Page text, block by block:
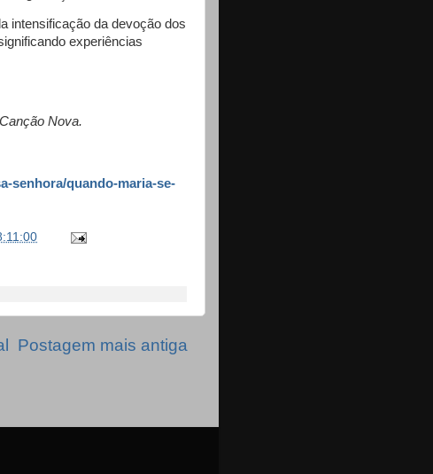
intensificação da devoção dos
experiências
Nova.
senhora/quando-maria-se-
Postagem mais antiga